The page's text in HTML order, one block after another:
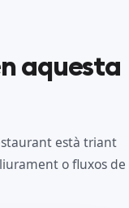
aquesta
està triant
o fluxos de